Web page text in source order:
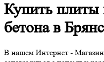
Купить плиты
бетона в
В нашем Интернет -